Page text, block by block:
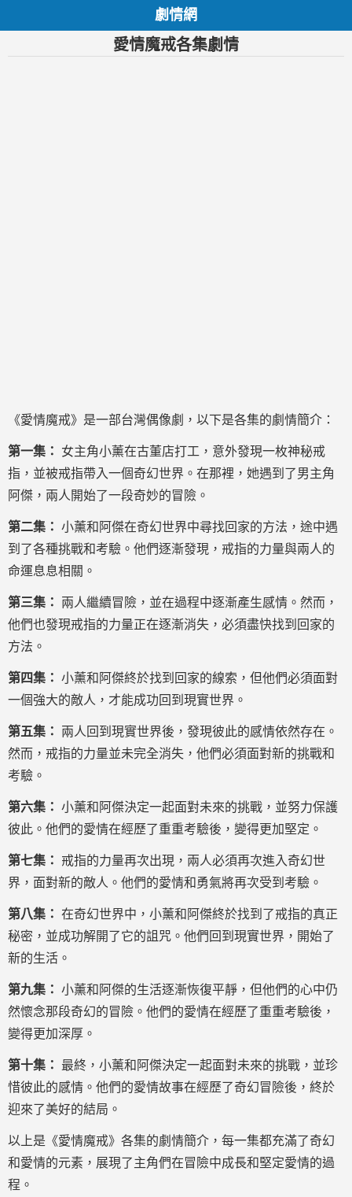
劇情網
愛情魔戒各集劇情
《愛情魔戒》是一部台灣偶像劇，以下是各集的劇情簡介：
第一集：
女主角小薰在古董店打工，意外發現一枚神秘戒
指，並被戒指帶入一個奇幻世界。在那裡，她遇到了男主角
阿傑，兩人開始了一段奇妙的冒險。
第二集： 小薰和阿傑在奇幻世界中尋找回家的方法，途中遇
到了各種挑戰和考驗。他們逐漸發現，戒指的力量與兩人的
命運息息相關。
第三集：
兩人繼續冒險，並在過程中逐漸產生感情。然而，
他們也發現戒指的力量正在逐漸消失，必須盡快找到回家的
方法。
第四集： 小薰和阿傑終於找到回家的線索，但他們必須面對
一個強大的敵人，才能成功回到現實世界。
第五集：
兩人回到現實世界後，發現彼此的感情依然存在。
然而，戒指的力量並未完全消失，他們必須面對新的挑戰和
考驗。
第六集： 小薰和阿傑決定一起面對未來的挑戰，並努力保護
彼此。他們的愛情在經歷了重重考驗後，變得更加堅定。
第七集：
戒指的力量再次出現，兩人必須再次進入奇幻世
界，面對新的敵人。他們的愛情和勇氣將再次受到考驗。
第八集： 在奇幻世界中，小薰和阿傑終於找到了戒指的真正
秘密，並成功解開了它的詛咒。他們回到現實世界，開始了
新的生活。
第九集： 小薰和阿傑的生活逐漸恢復平靜，但他們的心中仍
然懷念那段奇幻的冒險。他們的愛情在經歷了重重考驗後，
變得更加深厚。
第十集：
最終，小薰和阿傑決定一起面對未來的挑戰，並珍
惜彼此的感情。他們的愛情故事在經歷了奇幻冒險後，終於
迎來了美好的結局。
以上是《愛情魔戒》各集的劇情簡介，每一集都充滿了奇幻
和愛情的元素，展現了主角們在冒險中成長和堅定愛情的過
程。